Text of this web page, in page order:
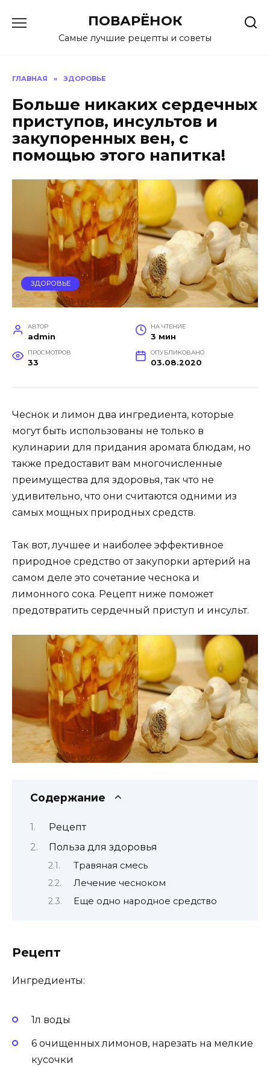
содержанию
ПОВАРЁНОК
Самые лучшие рецепты и советы
ГЛАВНАЯ » ЗДОРОВЬЕ
Больше никаких сердечных
приступов, инсультов и
закупоренных вен, с
помощью этого напитка!
ЗДОРОВЬЕ
АВТОР
admin
НА ЧТЕНИЕ
3 мин
ПРОСМОТРОВ
33
ОПУБЛИКОВАНО
03.08.2020
Чеснок и лимон два ингредиента, которые
могут быть использованы не только в
кулинарии для придания аромата блюдам, но
также предоставит вам многочисленные
преимущества для здоровья, так что не
удивительно, что они считаются одними из
самых мощных природных средств.
Так вот, лучшее и наиболее эффективное
природное средство от закупорки артерий на
самом деле это сочетание чеснока и
лимонного сока. Рецепт ниже поможет
предотвратить сердечный приступ и инсульт.
Содержание
Рецепт
Польза для здоровья
Травяная смесь
Лечение чесноком
Еще одно народное средство
Рецепт
Ингредиенты:
1л воды
6 очищенных лимонов, нарезать на мелкие
кусочки